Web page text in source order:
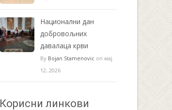
Национални дан
добровољних
давалаца крви
By Bojan Stamenovic on мај
12, 2026
Корисни линкови